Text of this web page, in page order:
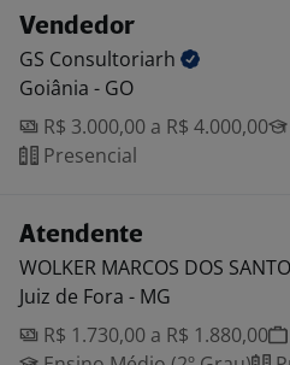
Vendedor
GS Consultoriarh
Goiânia - GO
R$ 3.000,00 a R$ 4.000,00
Presencial
Atendente
WOLKER MARCOS DOS
Juiz de Fora - MG
R$ 1.730,00 a R$ 1.880,00